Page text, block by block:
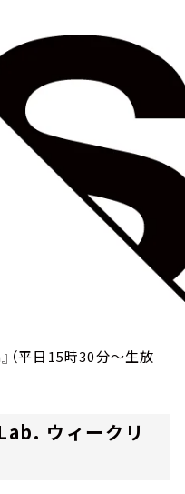
（平日15時30分～生放
ウィークリ